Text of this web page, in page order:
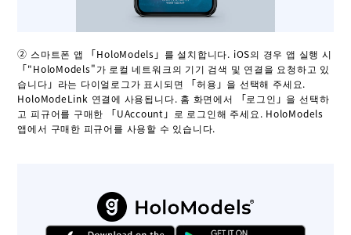
② 스마트폰 앱 「HoloModels」를 설치합니다. iOS의 경우 앱 실행 시
「"HoloModels"가 로컬 네트워크의 기기 검색 및 연결을 요청하고 있
습니다」라는 다이얼로그가 표시되면 「허용」을 선택해 주세요.
HoloModeLink 연결에 사용됩니다. 홈 화면에서 「로그인」을 선택하
고 피규어를 구매한 「UAccount」로 로그인해 주세요. HoloModels
앱에서 구매한 피규어를 사용할 수 있습니다.